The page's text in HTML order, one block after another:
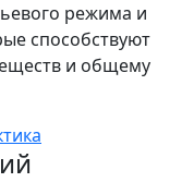
режима и
способствуют
и общему